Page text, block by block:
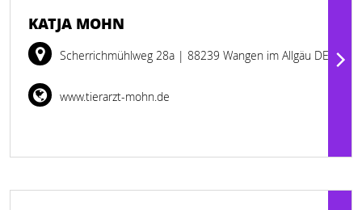
KATJA MOHN
Scherrichmühlweg 28a | 88239 Wangen im Allgäu DE
www.tierarzt-mohn.de